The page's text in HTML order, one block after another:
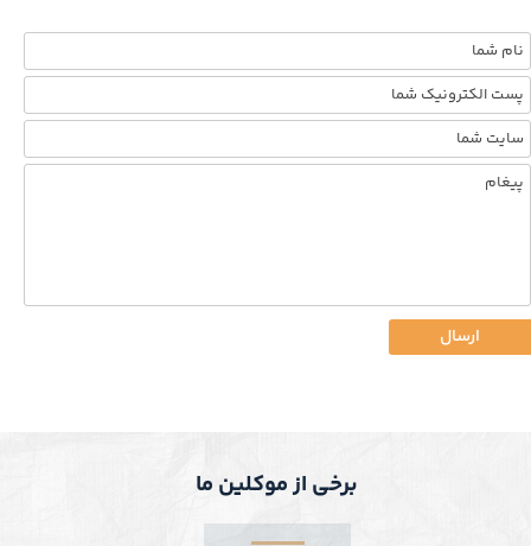
ارسال
برخی از موکلین ما